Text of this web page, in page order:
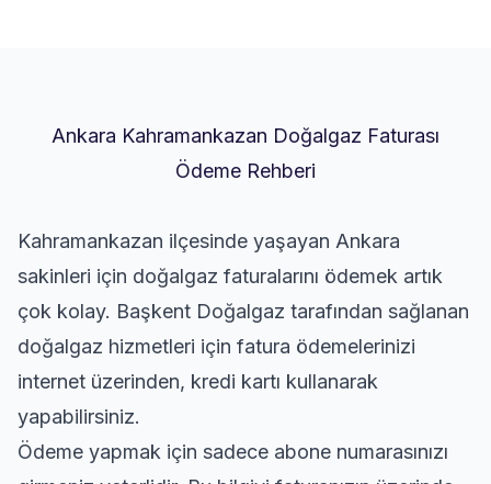
Ankara Kahramankazan Doğalgaz Faturası
Ödeme Rehberi
Kahramankazan ilçesinde yaşayan Ankara
sakinleri için doğalgaz faturalarını ödemek artık
çok kolay. Başkent Doğalgaz tarafından sağlanan
doğalgaz hizmetleri için fatura ödemelerinizi
internet üzerinden, kredi kartı kullanarak
yapabilirsiniz.
Ödeme yapmak için sadece abone numarasınızı